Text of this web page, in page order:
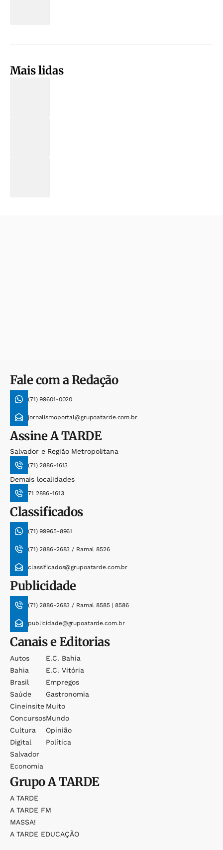
Mais lidas
Fale com a Redação
(71) 99601-0020
jornalismoportal@grupoatarde.com.br
AssineA TARDE
Salvador e Região Metropolitana
(71) 2886-1613
Demais localidades
71 2886-1613
Classificados
(71) 99965-8961
(71) 2886-2683 / Ramal 8526
classificados@grupoatarde.com.br
Publicidade
(71) 2886-2683 / Ramal 8585 | 8586
publicidade@grupoatarde.com.br
Canais e Editorias
Autos
Bahia
Brasil
Saúde
Cineinsite
Concursos
Cultura
Digital
Salvador
Economia
E.c. Bahia
E.c. Vitória
Empregos
Gastronomia
Muito
Mundo
Opinião
Política
GrupoA TARDE
A TARDE
A TARDE FM
MASSA!
A TARDE EDUCAÇÃO